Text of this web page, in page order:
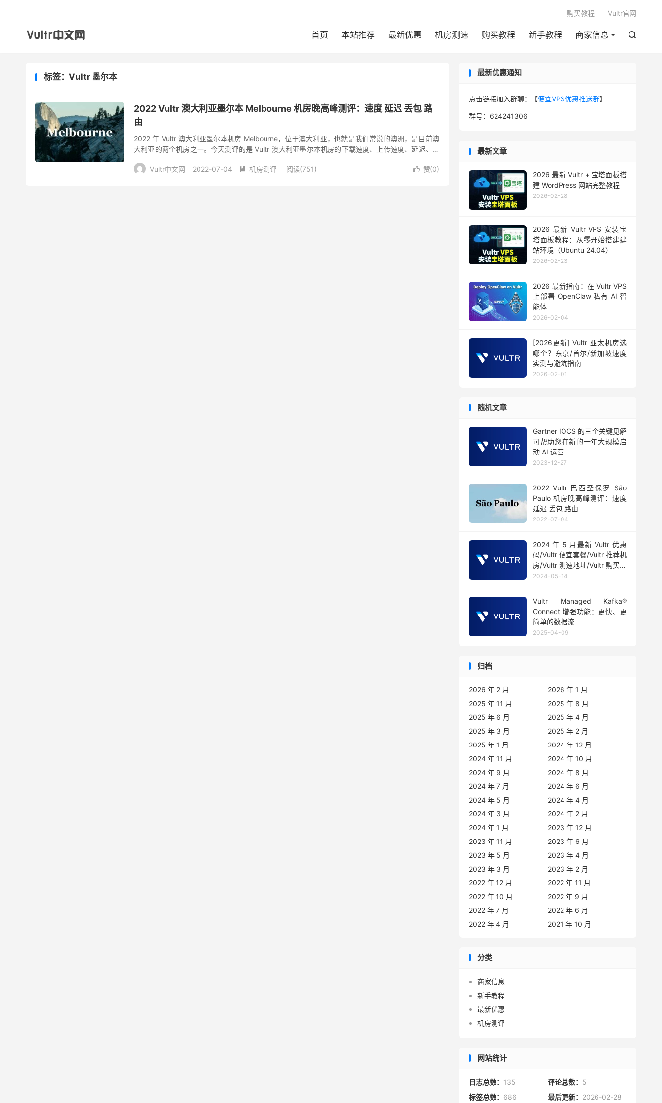
首页 本站推荐 最新优惠 机房测速 购买教程 新手教程 商家信息 
购买教程 Vultr官网
标签：Vultr 墨尔本
2022 Vultr 澳大利亚墨尔本 Melbourne 机房晚高峰测评：速度 延迟 丢包 路
由
2022 年 Vultr 澳大利亚墨尔本机房 Melbourne，位于澳大利亚，也就是我们常说的澳洲，是目前澳
大利亚的两个机房之一。今天测评的是 Vultr 澳大利亚墨尔本机房的下载速度、上传速度、延迟、丢
Vultr中文网
2022-07-04  机房测评 阅读(751)  赞(0)
最新优惠通知
点击链接加入群聊：【便宜VPS优惠推送群】
群号：624241306
最新文章
2026 最新 Vultr + 宝塔面板搭
建 WordPress 网站完整教程
2026-02-28
2026 最新 Vultr VPS 安装宝
塔面板教程：从零开始搭建建
站环境（Ubuntu 24.04）
2026-02-23
2026 最新指南：在 Vultr VPS
上部署 OpenClaw 私有 AI 智
能体
2026-02-04
[2026更新] Vultr 亚太机房选
哪个？东京/首尔/新加坡速度
实测与避坑指南
2026-02-01
随机文章
Gartner IOCS 的三个关键见解
可帮助您在新的一年大规模启
动 AI 运营
2023-12-27
2022 Vultr 巴西圣保罗 São
Paulo 机房晚高峰测评：速度
延迟 丢包 路由
2022-07-04
2024 年 5 月最新 Vultr 优惠
码/Vultr 便宜套餐/Vultr 推荐机
房/Vultr 测速地址/Vultr 购买教
程
2024-05-14
Vultr Managed Kafka®
Connect 增强功能：更快、更
简单的数据流
2025-04-09
归档
2026 年 2 月
2026 年 1 月
2025 年 11 月
2025 年 8 月
2025 年 6 月
2025 年 4 月
2025 年 3 月
2025 年 2 月
2025 年 1 月
2024 年 12 月
2024 年 11 月
2024 年 10 月
2024 年 9 月
2024 年 8 月
2024 年 7 月
2024 年 6 月
2024 年 5 月
2024 年 4 月
2024 年 3 月
2024 年 2 月
2024 年 1 月
2023 年 12 月
2023 年 11 月
2023 年 6 月
2023 年 5 月
2023 年 4 月
2023 年 3 月
2023 年 2 月
2022 年 12 月
2022 年 11 月
2022 年 10 月
2022 年 9 月
2022 年 7 月
2022 年 6 月
2022 年 4 月
2021 年 10 月
分类
商家信息
新手教程
最新优惠
机房测评
网站统计
日志总数： 135 评论总数： 5
标签总数： 686 最后更新： 2026-02-28